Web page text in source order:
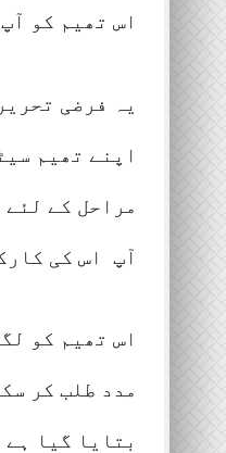
اس تھیم کو
یہ فرضی
اپنے تھیم
مراحل کے
آپ اس کی
اس تھیم کو
مدد طلب کر
بتایا گیا ہے